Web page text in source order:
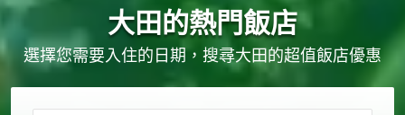
大田的熱門飯店
選擇您需要入住的日期，搜尋大田的超值飯店優惠